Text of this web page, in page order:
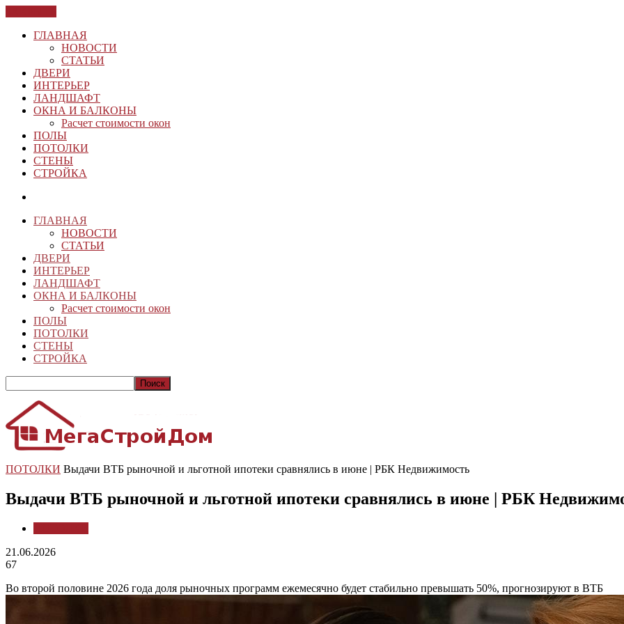
ГЛАВНАЯ
НОВОСТИ
СТАТЬИ
ДВЕРИ
ИНТЕРЬЕР
ЛАНДШАФТ
ОКНА И БАЛКОНЫ
Расчет стоимости окон
ПОЛЫ
ПОТОЛКИ
СТЕНЫ
СТРОЙКА
ГЛАВНАЯ
НОВОСТИ
СТАТЬИ
ДВЕРИ
ИНТЕРЬЕР
ЛАНДШАФТ
ОКНА И БАЛКОНЫ
Расчет стоимости окон
ПОЛЫ
ПОТОЛКИ
СТЕНЫ
СТРОЙКА
ПОТОЛКИ Выдачи ВТБ рыночной и льготной ипотеки сравнялись в июне | РБК Недвижимость
Выдачи ВТБ рыночной и льготной ипотеки сравнялись в июне | РБК
21.06.2026
67
Во второй половине 2026 года доля рыночных программ ежемесячно будет стабильно превышать 50%, прогнозируют в ВТБ